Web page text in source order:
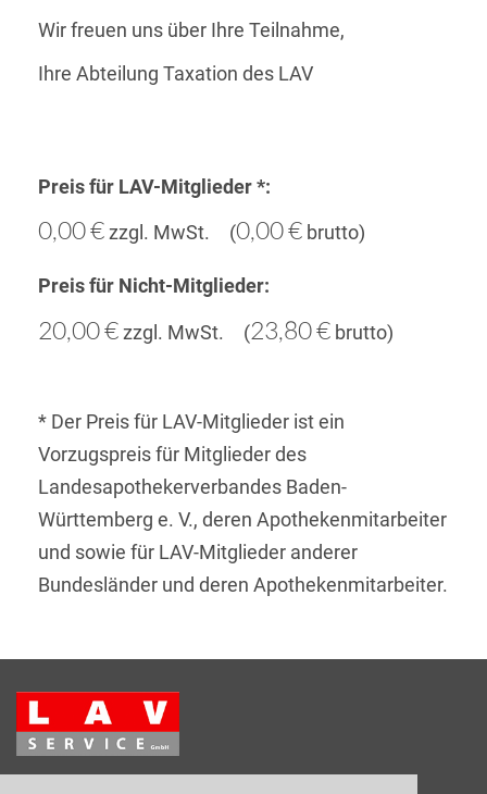
Wir freuen uns über Ihre Teilnahme,
Ihre Abteilung Taxation des LAV
Preis für LAV-Mitglieder *:
0,00 €zzgl. MwSt. (0,00 € brutto)
Preis für Nicht-Mitglieder:
20,00 €zzgl. MwSt. (23,80 € brutto)
* Der Preis für LAV-Mitglieder ist ein
Vorzugspreis für Mitglieder des
Landesapothekerverbandes Baden-
Württemberg e. V., deren Apothekenmitarbeiter
und sowie für LAV-Mitglieder anderer
Bundesländer und deren Apothekenmitarbeiter.